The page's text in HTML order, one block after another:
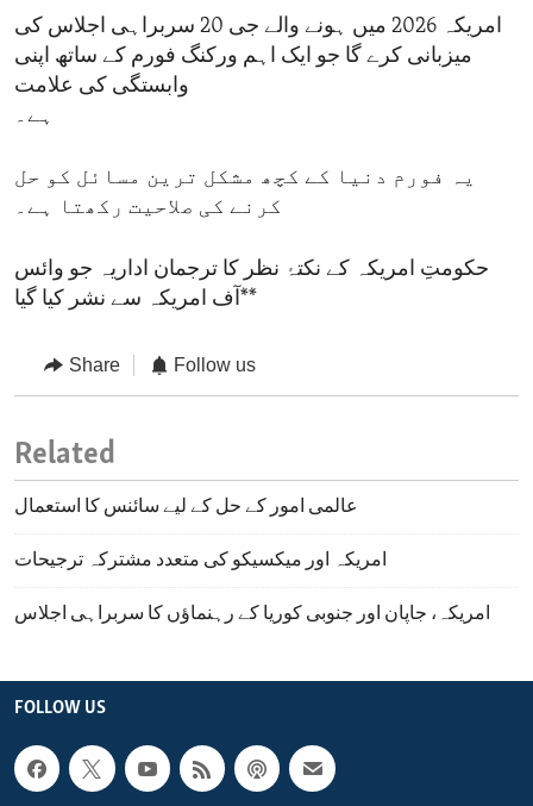
امریکہ 2026 میں ہونے والے جی 20 سربراہی اجلاس کی
میزبانی کرے گا جو ایک اہم ورکنگ فورم کے ساتھ اپنی
وابستگی کی علامت
ہے۔
یہ فورم دنیا کے کچھ مشکل ترین مسائل کو حل
کرنے کی صلاحیت رکھتا ہے۔
حکومتِ امریکہ کے نکتۂ نظر کا ترجمان اداریہ جو وائس
آف امریکہ سے نشر کیا گیا**
Share Follow us
Related
عالمی امور کے حل کے لیے سائنس کا استعمال
امریکہ اور میکسیکو کی متعدد مشترکہ ترجیحات
امریکہ، جاپان اور جنوبی کوریا کے رہنماؤں کا سربراہی اجلاس
FOLLOW US